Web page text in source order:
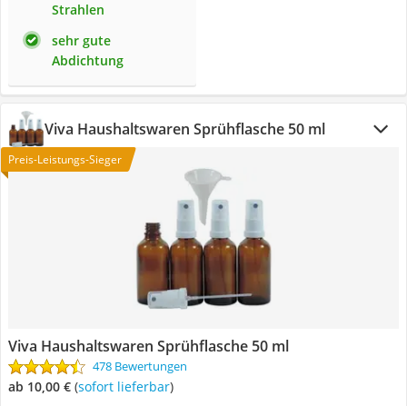
Strahlen
sehr gute
Abdichtung
Viva Haushaltswaren Sprühflasche 50 ml
Preis-Leistungs-Sieger
Viva Haushaltswaren Sprühflasche 50 ml
478 Bewertungen
ab 10,00 € ( Sofort lieferbar)